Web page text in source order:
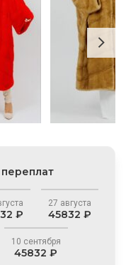
₽
27 августа
45832 ₽
10 сентября
45832 ₽